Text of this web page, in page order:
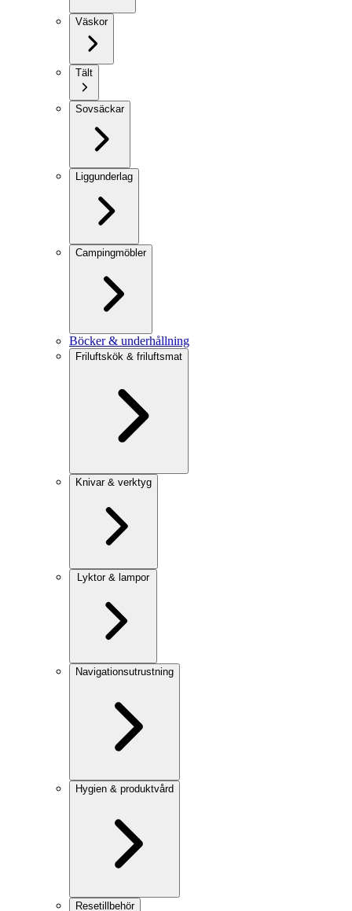
Väskor
Tält
Sovsäckar
Liggunderlag
Campingmöbler
Böcker & underhållning
Friluftskök & friluftsmat
Knivar & verktyg
Lyktor & lampor
Navigationsutrustning
Hygien & produktvård
Resetillbehör